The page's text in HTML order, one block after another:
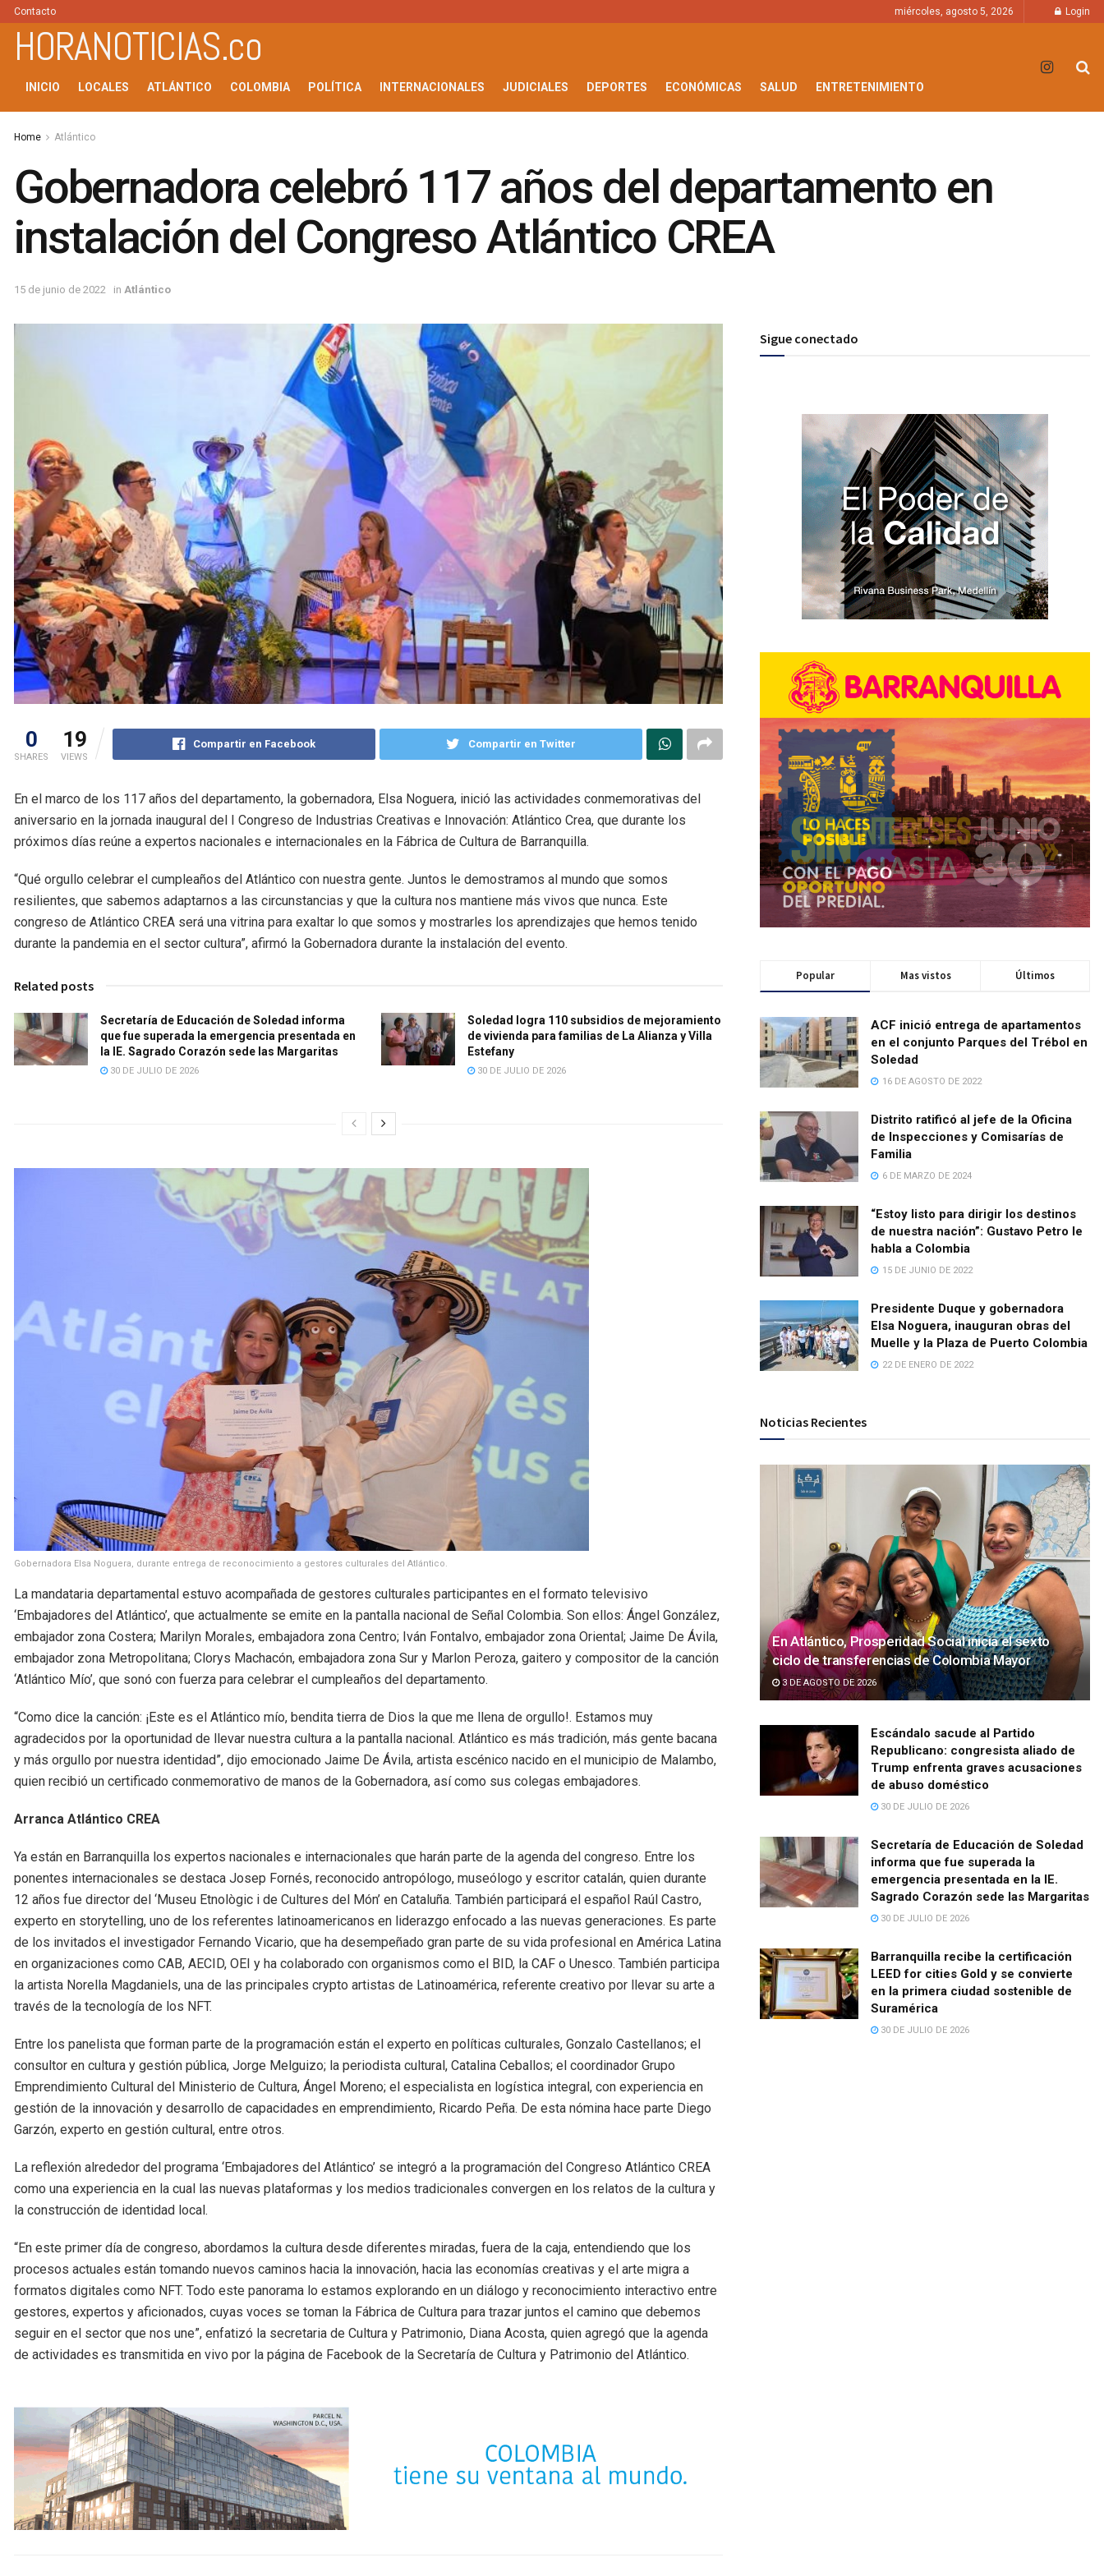
Contacto miércoles, agosto 5, 2026 Login
HORANOTICIAS.co
INICIO LOCALES ATLÁNTICO COLOMBIA POLÍTICA INTERNACIONALES JUDICIALES DEPORTES ECONÓMICAS SALUD ENTRETENIMIENTO
Home Atlántico
Gobernadora celebró 117 años del departamento en
instalación del Congreso Atlántico CREA
15 de junio de 2022 in Atlántico
0
SHARES
19
VIEWS
Compartir en Facebook Compartir en Twitter
En el marco de los 117 años del departamento, la gobernadora, Elsa Noguera, inició las actividades conmemorativas del
aniversario en la jornada inaugural del I Congreso de Industrias Creativas e Innovación: Atlántico Crea, que durante los
próximos días reúne a expertos nacionales e internacionales en la Fábrica de Cultura de Barranquilla.
“Qué orgullo celebrar el cumpleaños del Atlántico con nuestra gente. Juntos le demostramos al mundo que somos
resilientes, que sabemos adaptarnos a las circunstancias y que la cultura nos mantiene más vivos que nunca. Este
congreso de Atlántico CREA será una vitrina para exaltar lo que somos y mostrarles los aprendizajes que hemos tenido
durante la pandemia en el sector cultura”, afirmó la Gobernadora durante la instalación del evento.
Related posts
Secretaría de Educación de Soledad informa
que fue superada la emergencia presentada en
la IE. Sagrado Corazón sede las Margaritas
30 DE JULIO DE 2026
Soledad logra 110 subsidios de mejoramiento
de vivienda para familias de La Alianza y Villa
Estefany
30 DE JULIO DE 2026
Gobernadora Elsa Noguera, durante entrega de reconocimiento a gestores culturales del Atlántico.
La mandataria departamental estuvo acompañada de gestores culturales participantes en el formato televisivo
‘Embajadores del Atlántico’, que actualmente se emite en la pantalla nacional de Señal Colombia. Son ellos: Ángel González,
embajador zona Costera; Marilyn Morales, embajadora zona Centro; Iván Fontalvo, embajador zona Oriental; Jaime De Ávila,
embajador zona Metropolitana; Clorys Machacón, embajadora zona Sur y Marlon Peroza, gaitero y compositor de la canción
‘Atlántico Mío’, que sonó con fuerza para celebrar el cumpleaños del departamento.
“Como dice la canción: ¡Este es el Atlántico mío, bendita tierra de Dios la que me llena de orgullo!. Estamos muy
agradecidos por la oportunidad de llevar nuestra cultura a la pantalla nacional. Atlántico es más tradición, más gente bacana
y más orgullo por nuestra identidad”, dijo emocionado Jaime De Ávila, artista escénico nacido en el municipio de Malambo,
quien recibió un certificado conmemorativo de manos de la Gobernadora, así como sus colegas embajadores.
Arranca Atlántico CREA
Ya están en Barranquilla los expertos nacionales e internacionales que harán parte de la agenda del congreso. Entre los
ponentes internacionales se destaca Josep Fornés, reconocido antropólogo, museólogo y escritor catalán, quien durante
12 años fue director del ‘Museu Etnològic i de Cultures del Món’ en Cataluña. También participará el español Raúl Castro,
experto en storytelling, uno de los referentes latinoamericanos en liderazgo enfocado a las nuevas generaciones. Es parte
de los invitados el investigador Fernando Vicario, que ha desempeñado gran parte de su vida profesional en América Latina
en organizaciones como CAB, AECID, OEI y ha colaborado con organismos como el BID, la CAF o Unesco. También participa
la artista Norella Magdaniels, una de las principales crypto artistas de Latinoamérica, referente creativo por llevar su arte a
través de la tecnología de los NFT.
Entre los panelista que forman parte de la programación están el experto en políticas culturales, Gonzalo Castellanos; el
consultor en cultura y gestión pública, Jorge Melguizo; la periodista cultural, Catalina Ceballos; el coordinador Grupo
Emprendimiento Cultural del Ministerio de Cultura, Ángel Moreno; el especialista en logística integral, con experiencia en
gestión de la innovación y desarrollo de capacidades en emprendimiento, Ricardo Peña. De esta nómina hace parte Diego
Garzón, experto en gestión cultural, entre otros.
La reflexión alrededor del programa ‘Embajadores del Atlántico’ se integró a la programación del Congreso Atlántico CREA
como una experiencia en la cual las nuevas plataformas y los medios tradicionales convergen en los relatos de la cultura y
la construcción de identidad local.
“En este primer día de congreso, abordamos la cultura desde diferentes miradas, fuera de la caja, entendiendo que los
procesos actuales están tomando nuevos caminos hacia la innovación, hacia las economías creativas y el arte migra a
formatos digitales como NFT. Todo este panorama lo estamos explorando en un diálogo y reconocimiento interactivo entre
gestores, expertos y aficionados, cuyas voces se toman la Fábrica de Cultura para trazar juntos el camino que debemos
seguir en el sector que nos une”, enfatizó la secretaria de Cultura y Patrimonio, Diana Acosta, quien agregó que la agenda
de actividades es transmitida en vivo por la página de Facebook de la Secretaría de Cultura y Patrimonio del Atlántico.
Sigue conectado
Popular Mas vistos Últimos
ACF inició entrega de apartamentos
en el conjunto Parques del Trébol en
Soledad
16 DE AGOSTO DE 2022
Distrito ratificó al jefe de la Oficina
de Inspecciones y Comisarías de
Familia
6 DE MARZO DE 2024
“Estoy listo para dirigir los destinos
de nuestra nación”: Gustavo Petro le
habla a Colombia
15 DE JUNIO DE 2022
Presidente Duque y gobernadora
Elsa Noguera, inauguran obras del
Muelle y la Plaza de Puerto Colombia
22 DE ENERO DE 2022
Noticias Recientes
En Atlántico, Prosperidad Social inicia el sexto
ciclo de transferencias de Colombia Mayor
3 DE AGOSTO DE 2026
Escándalo sacude al Partido
Republicano: congresista aliado de
Trump enfrenta graves acusaciones
de abuso doméstico
30 DE JULIO DE 2026
Secretaría de Educación de Soledad
informa que fue superada la
emergencia presentada en la IE.
Sagrado Corazón sede las Margaritas
30 DE JULIO DE 2026
Barranquilla recibe la certificación
LEED for cities Gold y se convierte
en la primera ciudad sostenible de
Suramérica
30 DE JULIO DE 2026